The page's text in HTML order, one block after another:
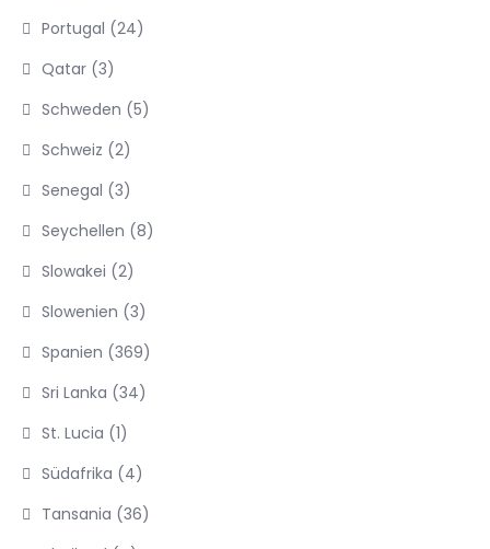
Portugal (24)
Qatar (3)
Schweden (5)
Schweiz (2)
Senegal (3)
Seychellen (8)
Slowakei (2)
Slowenien (3)
Spanien (369)
Sri Lanka (34)
St. Lucia (1)
Südafrika (4)
Tansania (36)